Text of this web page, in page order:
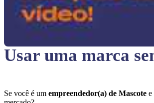
Usar uma marca
Se você é um empreendedor(a) de Mascote e